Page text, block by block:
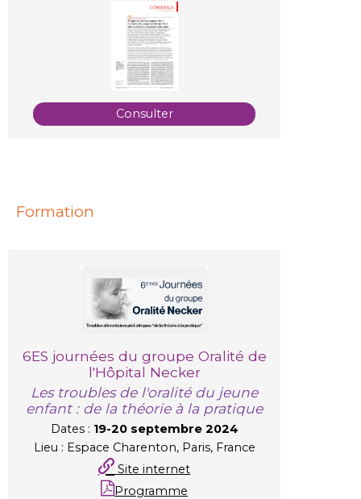
Consulter
Formation
6ES journées du groupe Oralité de
l'Hôpital Necker
Les troubles de l'oralité du jeune
enfant : de la théorie à la pratique
Dates : 19-20 septembre 2024
Lieu : Espace Charenton, Paris, France
Site internet
Programme